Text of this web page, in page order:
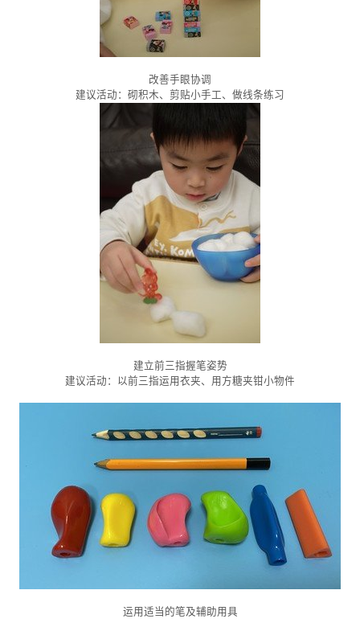
改善手眼协调
建议活动：砌积木、剪贴小手工、做线条练习
建立前三指握笔姿势
建议活动：以前三指运用衣夹、用方糖夹钳小物件
运用适当的笔及辅助用具